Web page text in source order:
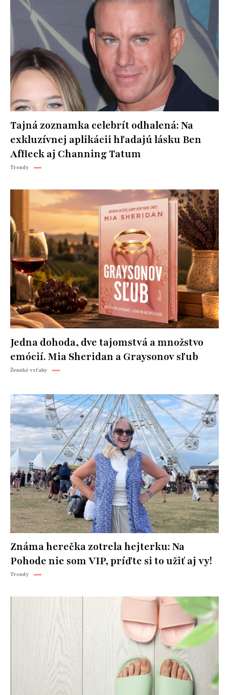
Tajná zoznamka celebrít odhalená: Na
exkluzívnej aplikácii hľadajú lásku Ben
Affleck aj Channing Tatum
Trendy
Jedna dohoda, dve tajomstvá a množstvo
emócií. Mia Sheridan a Graysonov sľub
Ženské vzťahy
Známa herečka zotrela hejterku: Na
Pohode nie som VIP, príďte si to užiť aj vy!
Trendy